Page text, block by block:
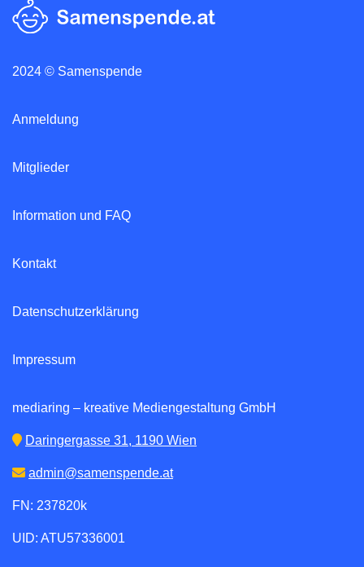
2024 © Samenspende
Anmeldung
Mitglieder
Information und FAQ
Kontakt
Datenschutzerklärung
Impressum
mediaring – kreative Mediengestaltung GmbH
Daringergasse 31, 1190 Wien
admin@samenspende.at
FN: 237820k
UID: ATU57336001